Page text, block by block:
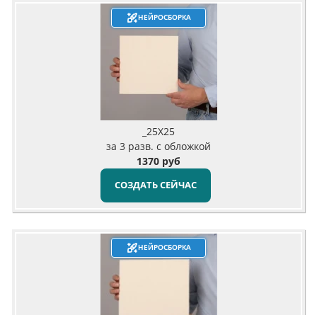
НЕЙРОСБОРКА
_25X25
за 3 разв. с обложкой
1370 руб
СОЗДАТЬ СЕЙЧАС
НЕЙРОСБОРКА